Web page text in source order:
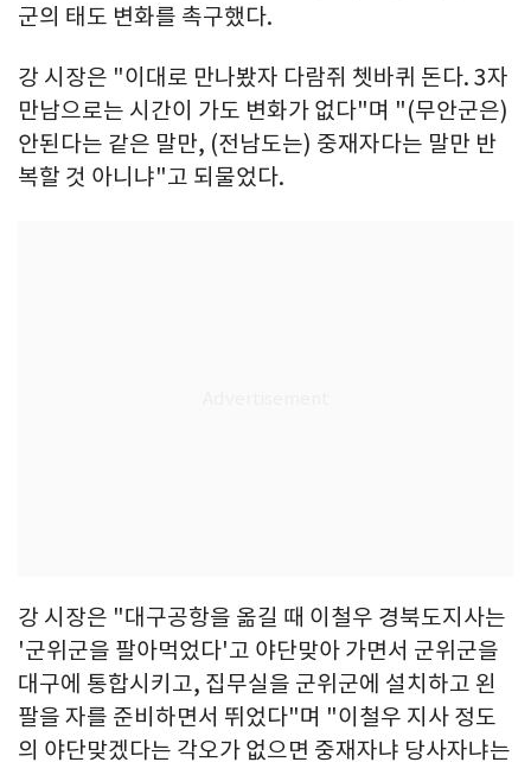
군의 태도 변화를 촉구했다.
강 시장은 "이대로 만나봤자 다람쥐 쳇바퀴 돈다. 3자
만남으로는 시간이 가도 변화가 없다"며 "(무안군은)
안된다는 같은 말만, (전남도는) 중재자다는 말만 반
복할 것 아니냐"고 되물었다.
강 시장은 "대구공항을 옮길 때 이철우 경북도지사는
'군위군을 팔아먹었다'고 야단맞아 가면서 군위군을
대구에 통합시키고, 집무실을 군위군에 설치하고 왼
팔을 자를 준비하면서 뛰었다"며 "이철우 지사 정도
의 야단맞겠다는 각오가 없으면 중재자냐 당사자냐는